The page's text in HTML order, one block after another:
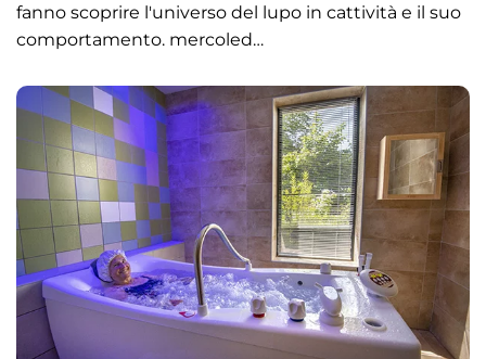
fanno scoprire l'universo del lupo in cattività e il suo
comportamento. mercoled…